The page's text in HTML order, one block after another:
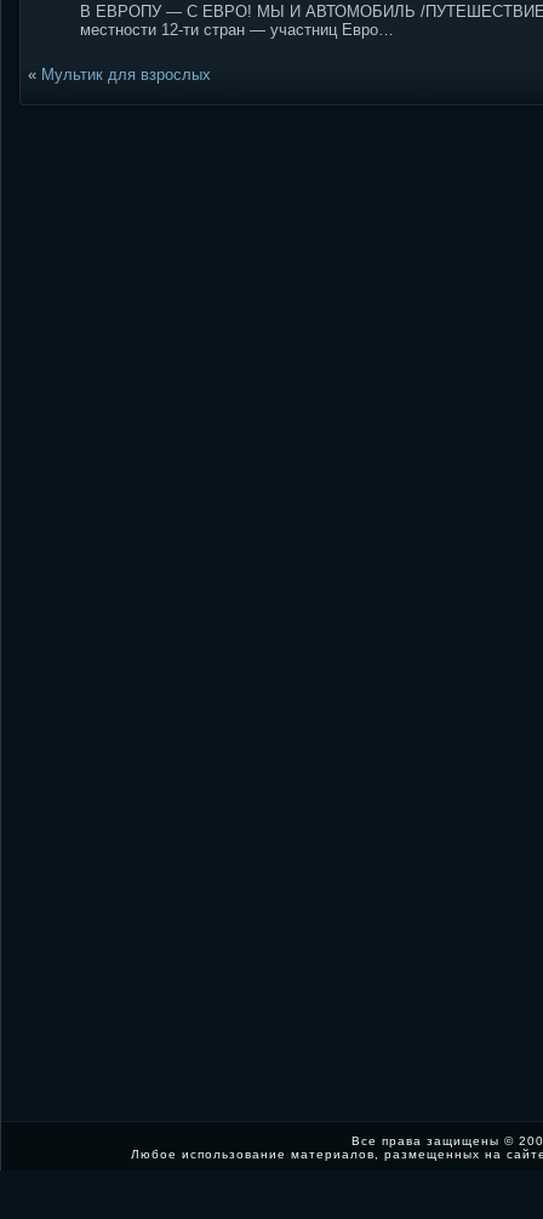
В ЕВРОПУ — С ЕВРО! МЫ И АВТОМОБИЛЬ /ПУТЕШЕСТВИЕ
местности 12-ти стран — участниц Евро…
« Мультик для взрослых
Все права защищены ©
Любое использование материалов, размещенных на